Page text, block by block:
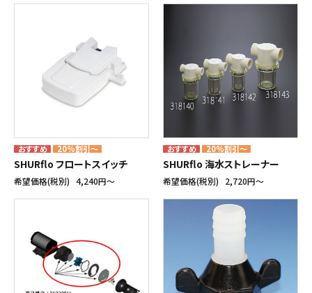
20%割引～
SHURflo フロートスイッチ
希望価格(税別) 4,240円〜
20%割引～
SHURflo 海水ストレーナー
希望価格(税別) 2,720円〜